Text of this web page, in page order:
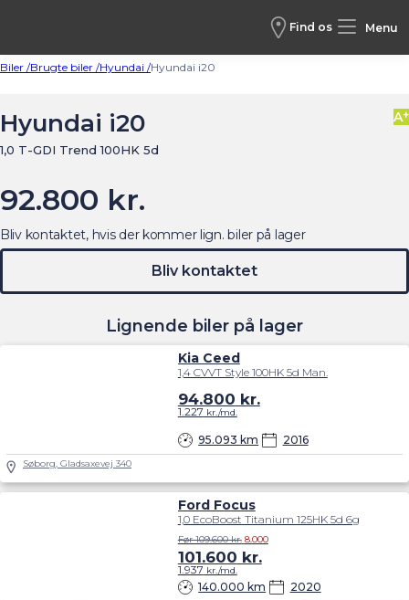
Find os Menu
Biler /Brugte biler /Hyundai /Hyundai i20
Hyundai i20
1,0 T-GDI Trend 100HK 5d
A+
92.800 kr.
Lignende biler på lager
Kia Ceed
1,4 CVVT Style 100HK 5d Man.
95.093 km 2016
94.800 kr.
1.227 kr./md.
Søborg, Gladsaxevej 340
Ford Focus
1,0 EcoBoost Titanium 125HK 5d 6g
140.000 km 2020
Før 109.600 kr. 8.000
101.600 kr.
1.937 kr./md.
Bliv kontaktet, hvis der kommer lign. biler på lager
Bliv kontaktet